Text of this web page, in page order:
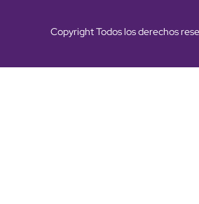
Copyright Todos los derechos